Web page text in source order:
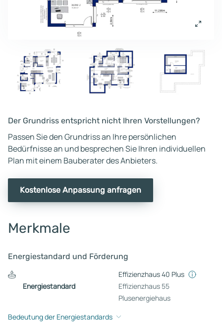
Der Grundriss entspricht nicht Ihren Vorstellungen?
Passen Sie den Grundriss an Ihre persönlichen
Bedürfnisse an und besprechen Sie Ihren individuellen
Plan mit einem Bauberater des Anbieters.
Kostenlose Anpassung anfragen
Merkmale
Energiestandard und Förderung
Energiestandard
Effizienzhaus 40 Plus
Effizienzhaus 55
Plusenergiehaus
Bedeutung der Energiestandards